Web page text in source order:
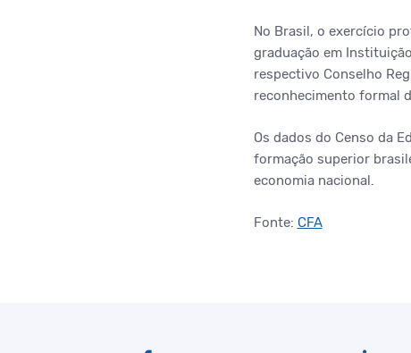
No Brasil, o exercício
graduação em
respectivo Conselho
reconhecimento formal
Os dados do Censo da
formação superior
economia nacional.
Fonte: CFA